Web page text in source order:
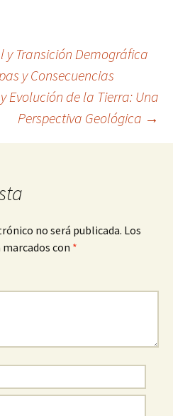
y Transición Demográfica
y Consecuencias
Evolución de la Tierra: Una
Perspectiva Geológica →
no será publicada. Los
con *